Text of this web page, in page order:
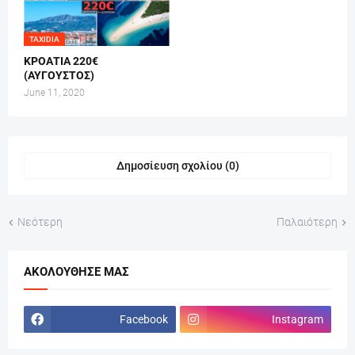
TAXIDIA
ΚΡΟΑΤΙΑ 220€
(ΑΥΓΟΥΣΤΟΣ)
June 11, 2020
Δημοσίευση σχολίου (0)
Νεότερη Παλαιότερη
ΑΚΟΛΟΎΘΗΣΕ ΜΑΣ
Facebook Instagram